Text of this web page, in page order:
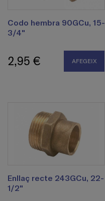
Codo hembra 90GCu, 15-
3/4"
2,95 € AFEGEIX
Enllaç recte 243GCu, 22-
1/2"